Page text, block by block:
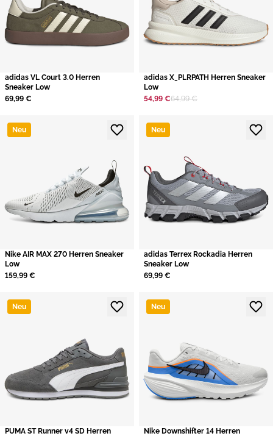
adidas VL Court 3.0 Herren
Sneaker Low
69,99 €
adidas X_PLRPATH Herren Sneaker
Low
54,99 €64,99 €
Neu
Nike AIR MAX 270 Herren Sneaker
Low
159,99 €
Neu
adidas Terrex Rockadia Herren
Sneaker Low
69,99 €
Neu
PUMA ST Runner v4 SD Herren
Neu
Nike Downshifter 14 Herren